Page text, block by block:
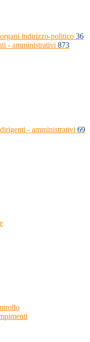
indirizzo-politico 36
- amministrativi 873
- amministrativi 69